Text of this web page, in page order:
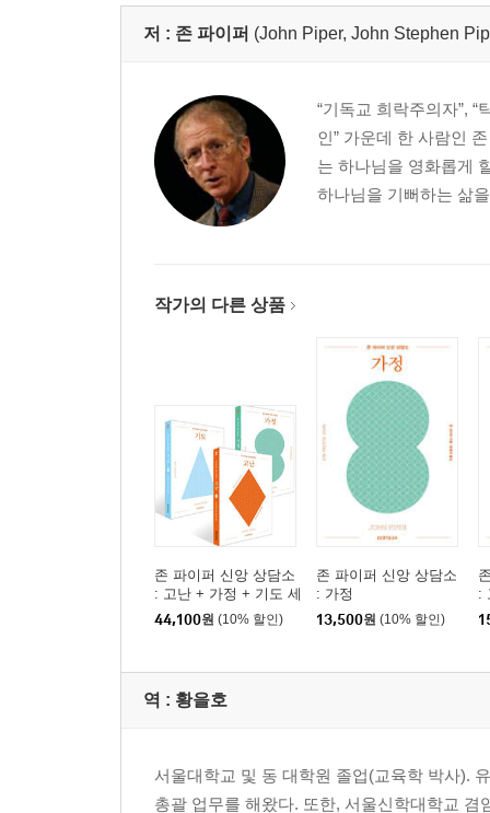
저 : 존 파이퍼 (John Piper, John Stephen
“기독교 희락주의자”,
인” 가운데 한 사람인
는 하나님을 영화롭게
하나님을 기뻐하는 삶
작가의 다른 상품
존 파이퍼 신앙 상담소
: 고난 + 가정 + 기도 세
트
44,100원 (10% 할인)
존 파이퍼 신앙 상담소
: 가정
13,500원 (10% 할인)
:
역 : 황을호
서울대학교 및 동 대학원 졸업(교육학 박사).
총괄 업무를 해왔다. 또한, 서울신학대학교